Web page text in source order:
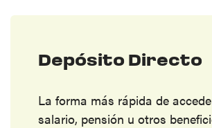
Depósito Directo
La forma más rápida de
salario, pensión u otros